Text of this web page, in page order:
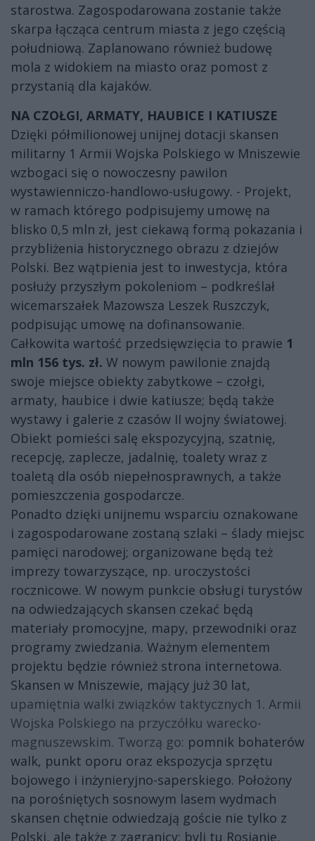
starostwa. Zagospodarowana zostanie także
skarpa łącząca centrum miasta z jego częścią
południową. Zaplanowano również budowę
mola z widokiem na miasto oraz pomost z
przystanią dla kajaków.
NA CZOŁGI, ARMATY, HAUBICE I KATIUSZE
Dzięki półmilionowej unijnej dotacji skansen
militarny 1 Armii Wojska Polskiego w Mniszewie
wzbogaci się o nowoczesny pawilon
wystawienniczo-handlowo-usługowy. - Projekt,
w ramach którego podpisujemy umowę na
blisko 0,5 mln zł, jest ciekawą formą pokazania i
przybliżenia historycznego obrazu z dziejów
Polski. Bez wątpienia jest to inwestycja, która
posłuży przyszłym pokoleniom – podkreślał
wicemarszałek Mazowsza Leszek Ruszczyk,
podpisując umowę na dofinansowanie.
Całkowita wartość przedsięwzięcia to prawie 1
mln 156 tys. zł. W nowym pawilonie znajdą
swoje miejsce obiekty zabytkowe – czołgi,
armaty, haubice i dwie katiusze; będą także
wystawy i galerie z czasów II wojny światowej.
Obiekt pomieści salę ekspozycyjną, szatnię,
recepcję, zaplecze, jadalnię, toalety wraz z
toaletą dla osób niepełnosprawnych, a także
pomieszczenia gospodarcze.
Ponadto dzięki unijnemu wsparciu oznakowane
i zagospodarowane zostaną szlaki – ślady miejsc
pamięci narodowej; organizowane będą też
imprezy towarzyszące, np. uroczystości
rocznicowe. W nowym punkcie obsługi turystów
na odwiedzających skansen czekać będą
materiały promocyjne, mapy, przewodniki oraz
programy zwiedzania. Ważnym elementem
projektu będzie również strona internetowa.
Skansen w Mniszewie, mający już 30 lat,
upamiętnia walki związków taktycznych 1. Armii
Wojska Polskiego na przyczółku warecko-
magnuszewskim. Tworzą go: pomnik bohaterów
walk, punkt oporu oraz ekspozycja sprzętu
bojowego i inżynieryjno-saperskiego. Położony
na porośniętych sosnowym lasem wydmach
skansen chętnie odwiedzają goście nie tylko z
Polski, ale także z zagranicy; byli tu Rosjanie,